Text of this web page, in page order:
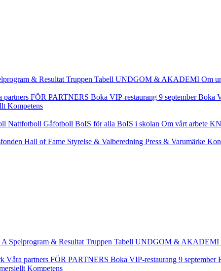
& Resultat Truppen Tabell UNDGOM & AKADEMI Om
partners FÖR PARTNERS Boka VIP-restaurang 9 septemberBoka
Kompetens
Nattfotboll Gåfotboll BoIS för alla BoIS i skolan Om vårt arbete
Hall of Fame Styrelse & Valberedning Press & Varumärke
Spelprogram & Resultat Truppen Tabell UNDGOM & AKADEMI
Våra partners FÖR PARTNERS Boka VIP-restaurang 9 september
Kompetens